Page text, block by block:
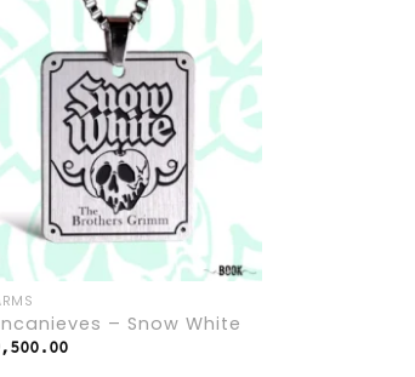
Add to
wishlist
– Snow White